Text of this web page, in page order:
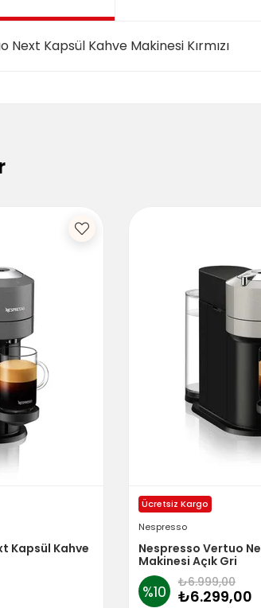
Next Kapsül Kahve Makinesi Kırmızı
Kapsül Kahve
Ücretsiz Kargo
Nespresso
Nespresso Vertuo
Makinesi Açık Gri
%10 ₺6.299,00
₺6.999,00